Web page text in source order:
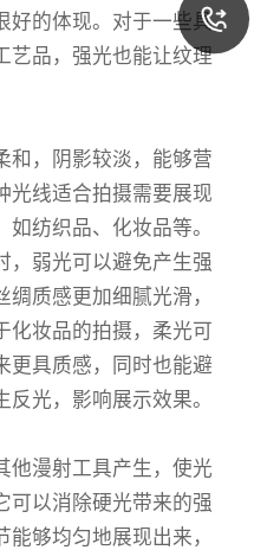
好的体现。对于一些具
艺品，强光也能让纹理
和，阴影较淡，能够营
光线适合拍摄需要展现
纺织品、化妆品等。
，弱光可以避免产生强
质感更加细腻光滑，
化妆品的拍摄，柔光可
更具质感，同时也能避
光，影响展示效果。
他漫射工具产生，使光
可以消除硬光带来的强
够均匀地展现出来，